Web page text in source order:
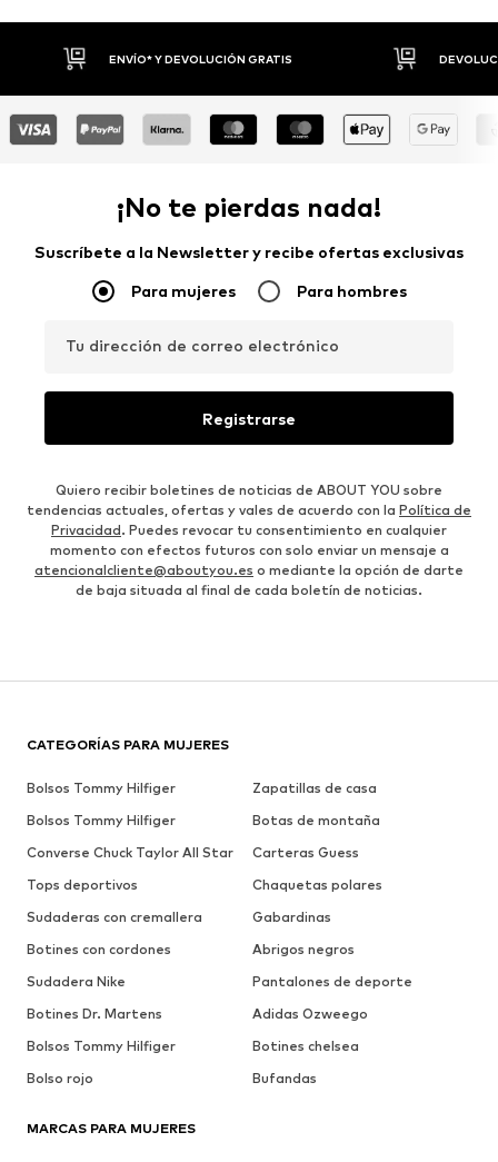
ENVÍO* Y DEVOLUCIÓN GRATIS
¡No te pierdas nada!
Suscríbete a la Newsletter y recibe ofertas exclusivas
Para mujeres Para hombres
Tu dirección de correo electrónico
Registrarse
Quiero recibir boletines de noticias de ABOUT YOU sobre
tendencias actuales, ofertas y vales de acuerdo con la Política de
Privacidad. Puedes revocar tu consentimiento en cualquier
momento con efectos futuros con solo enviar un mensaje a
atencionalcliente@aboutyou.es o mediante la opción de darte
de baja situada al final de cada boletín de noticias.
CATEGORÍAS PARA MUJERES
Bolsos Tommy Hilfiger
Zapatillas de casa
Bolsos Tommy Hilfiger
Botas de montaña
Converse Chuck Taylor All Star
Carteras Guess
Tops deportivos
Chaquetas polares
Sudaderas con cremallera
Gabardinas
Botines con cordones
Abrigos negros
Sudadera Nike
Pantalones de deporte
Botines Dr. Martens
Adidas Ozweego
Bolsos Tommy Hilfiger
Botines chelsea
Bolso rojo
Bufandas
MARCAS PARA MUJERES